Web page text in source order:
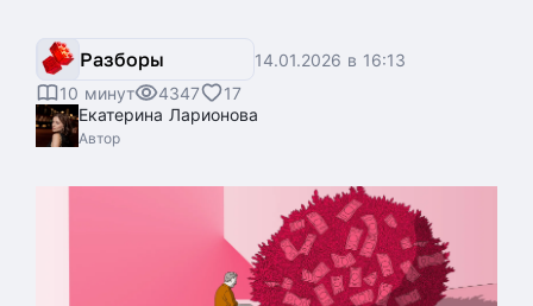
Разборы
14.01.2026 в 16:13
10 минут
4347
17
Екатерина Ларионова
Автор